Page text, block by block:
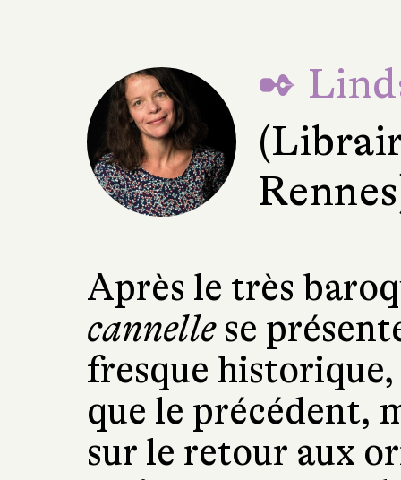
✒
Après le très
cannellese
fresque
que le précédent,
sur le retour aux